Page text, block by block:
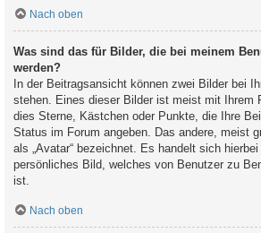
Nach oben
Was sind das für Bilder, die bei meinem
werden?
In der Beitragsansicht können zwei Bilder bei
stehen. Eines dieser Bilder ist meist mit Ihrem
dies Sterne, Kästchen oder Punkte, die Ihre
Status im Forum angeben. Das andere, meist
als „Avatar“ bezeichnet. Es handelt sich
persönliches Bild, welches von Benutzer zu
ist.
Nach oben